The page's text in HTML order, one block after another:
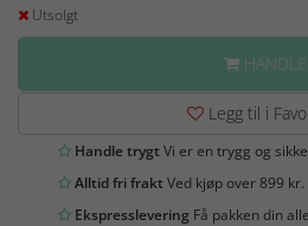
Utsolgt
HANDLE
Legg til i
Handle trygtVi er en trygg og
Alltid fri fraktVed kjøp over 899 kr.
Ekspresslevering Få pakken din